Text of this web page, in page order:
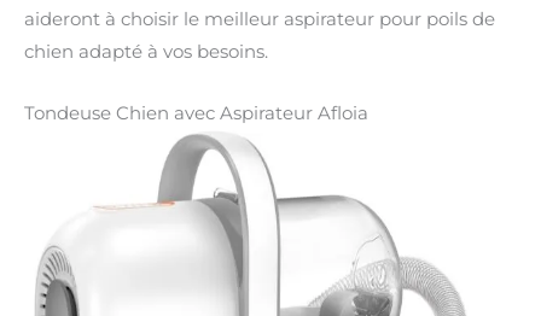
aideront à choisir le meilleur aspirateur pour poils de
chien adapté à vos besoins.
Tondeuse Chien avec Aspirateur Afloia